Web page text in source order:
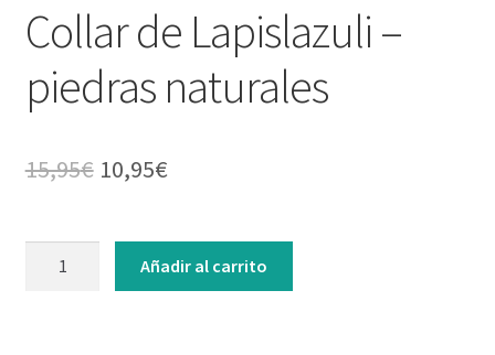
Novedades
Lista de deseos
Collar de Lapislazuli –
piedras naturales
15,95€ 10,95€
Añadir al carrito